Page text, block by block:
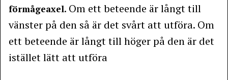
förmågeaxel. Om ett beteende är långt till
vänster på den så är det svårt att utföra. Om
ett beteende är långt till höger på den är det
istället lätt att utföra